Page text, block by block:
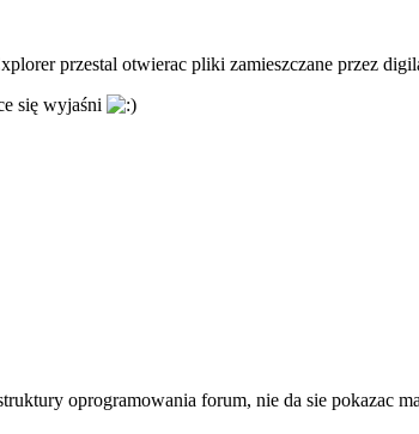
przestal otwierac pliki zamieszczane przez
się wyjaśni
oprogramowania forum, nie da sie pokazac